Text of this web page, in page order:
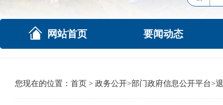
网站首页 要闻动态
您现在的位置： 首页 > 政务公开>部门政府信息公开平台>